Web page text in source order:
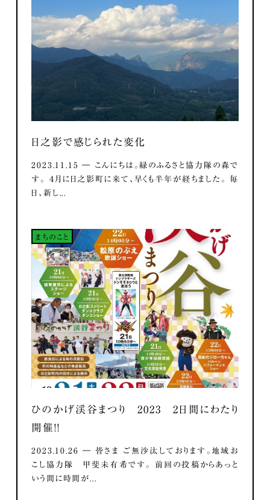
日之影で感じられた変化
2023.11.15 ― こんにちは。緑のふるさと協力隊の森で
す。 ４月に日之影町に来て、早くも半年が経ちました。 毎
日、新し...
まちのこと
ひのかげ渓谷まつり 2023 2日間にわたり
開催！！
2023.10.26 ― 皆さま ご無沙汰しております。地域お
こし協力隊 甲斐未有希です。 前回の投稿からあっと
いう間に時間が...